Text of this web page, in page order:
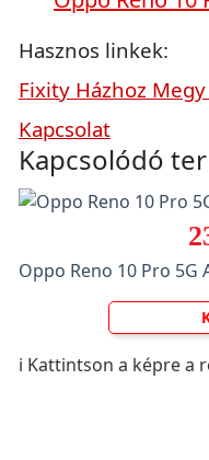
Hasznos linkek:
Fixity Házhoz
Kapcsolat
Kapcsolódó
Oppo Reno 10 Pro
ℹ️ Kattintson a képre a